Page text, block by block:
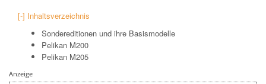
[-] Inhaltsverzeichnis
Sondereditionen und ihre Basismodelle
Pelikan M200
Pelikan M205
Anzeige